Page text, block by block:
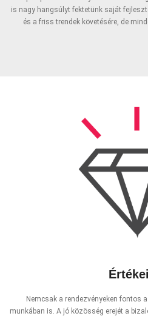
is nagy hangsúlyt fektetünk saját
és a friss trendek követésére, de
Nemcsak a rendezvényeken fontos
munkában is. A jó közösség erejét a